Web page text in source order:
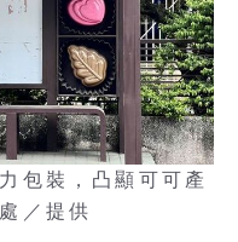
包裝，凸顯可可產
／提供